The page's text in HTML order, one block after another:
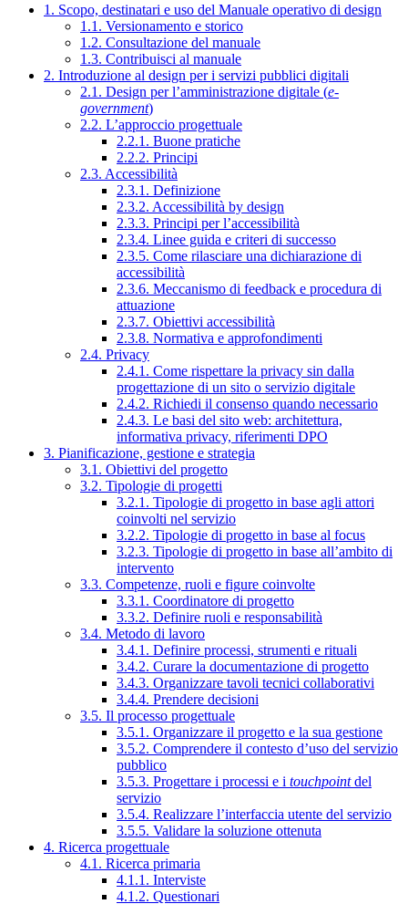
1. Scopo, destinatari e uso del Manuale operativo di design
1.1. Versionamento e storico
1.2. Consultazione del manuale
1.3. Contribuisci al manuale
2. Introduzione al design per i servizi pubblici digitali
2.1. Design per l’amministrazione digitale (e-
government)
2.2. L’approccio progettuale
2.2.1. Buone pratiche
2.2.2. Principi
2.3. Accessibilità
2.3.1. Definizione
2.3.2. Accessibilità by design
2.3.3. Principi per l’accessibilità
2.3.4. Linee guida e criteri di successo
2.3.5. Come rilasciare una dichiarazione di
accessibilità
2.3.6. Meccanismo di feedback e procedura di
attuazione
2.3.7. Obiettivi accessibilità
2.3.8. Normativa e approfondimenti
2.4. Privacy
2.4.1. Come rispettare la privacy sin dalla
progettazione di un sito o servizio digitale
2.4.2. Richiedi il consenso quando necessario
2.4.3. Le basi del sito web: architettura,
informativa privacy, riferimenti DPO
3. Pianificazione, gestione e strategia
3.1. Obiettivi del progetto
3.2. Tipologie di progetti
3.2.1. Tipologie di progetto in base agli attori
coinvolti nel servizio
3.2.2. Tipologie di progetto in base al focus
3.2.3. Tipologie di progetto in base all’ambito di
intervento
3.3. Competenze, ruoli e figure coinvolte
3.3.1. Coordinatore di progetto
3.3.2. Definire ruoli e responsabilità
3.4. Metodo di lavoro
3.4.1. Definire processi, strumenti e rituali
3.4.2. Curare la documentazione di progetto
3.4.3. Organizzare tavoli tecnici collaborativi
3.4.4. Prendere decisioni
3.5. Il processo progettuale
3.5.1. Organizzare il progetto e la sua gestione
3.5.2. Comprendere il contesto d’uso del servizio
pubblico
3.5.3. Progettare i processi e i touchpointdel
servizio
3.5.4. Realizzare l’interfaccia utente del servizio
3.5.5. Validare la soluzione ottenuta
4. Ricerca progettuale
4.1. Ricerca primaria
4.1.1. Interviste
4.1.2. Questionari